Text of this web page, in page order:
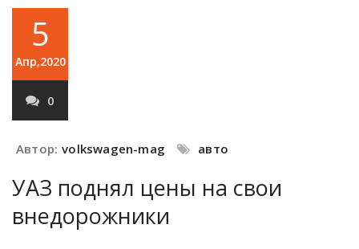
5
Апр,2020
0
Автор: volkswagen-mag авто
УАЗ поднял цены на свои
внедорожники